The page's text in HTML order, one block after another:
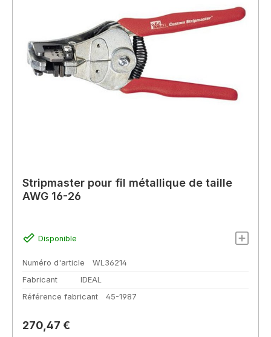
Stripmaster pour fil métallique de taille
AWG 16-26
Disponible
Numéro d'article
WL36214
Fabricant
IDEAL
Référence fabricant
45-1987
Prix régulier :
270,47 €